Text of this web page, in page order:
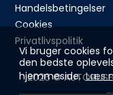
Vi bruger cookies
den bedste
hjemmeside.Læs
Handelsbetingelser
Cookies
Privatlivspolitik
2026 ©